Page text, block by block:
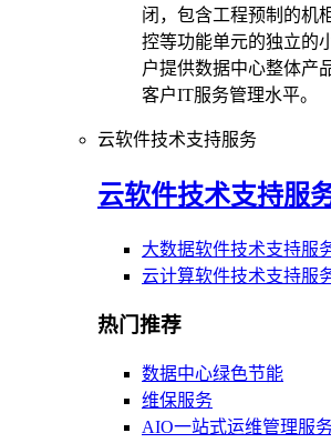
闭，包含工程预制的机
控等功能单元的独立的
户提供数据中心整体产
客户IT服务管理水平。
云软件技术支持服务
云软件技术支持服
大数据软件技术支持服
云计算软件技术支持服
热门推荐
数据中心绿色节能
维保服务
AIO一站式运维管理服